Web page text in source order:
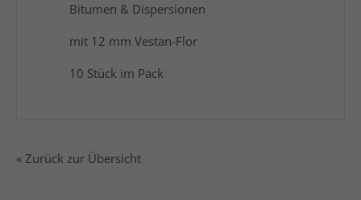
Bitumen & Dispersionen
mit 12 mm Vestan-Flor
10 Stück im Pack
« Zurück zur Übersicht